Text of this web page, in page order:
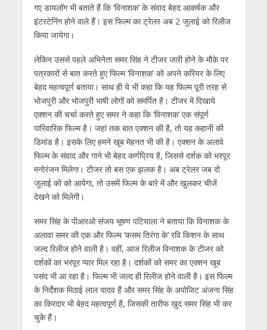
गए डायलॉग भी बताते हैं कि ‘विनाशक’ के संवाद बेहद आकर्षक और
इंटरटेनिंग होने वाले हैं। इस‍ फिल्‍म का ट्रेलर अब 2 जुलाई को रिलीज
किया जायेगा।
लेकिन उससे पहले अभिनेता समर सिंह ने टीजर जारी होने के मौके पर
पत्रकारों से बात करते हुए फिल्‍म ‘विनाशक’ को अपने करियर के लिए
बेहद महत्‍वपूर्ण बताया। साथ ही ये भी कहा कि यह फिल्‍म पूरी तरह से
भोजपुरी और भोजपुरी भाषी लोगों को समर्पित है। टीजर में दिखाये
एक्‍शन की चर्चा करते हुए समर ने कहा कि ‘विनाशक’ एक संपूर्ण
पारिवारिक फिल्‍म है। जहां तक बात एक्‍शन की है, तो यह कहानी की
डिमांड है। इसके लिए हमने खूब मेहनत भी की है। एक्‍शन के अलावे
फिल्‍म के संवाद और गाने भी बेहद कर्णप्रिय है, जिससे दर्शक को भरपूर
मनोरंजन मिलेगा। टीजर तो बस एक झलक है। अब ट्रेलर जब दो
जुलाई को को आयेगा, तो उसमें फिल्‍म के बारे में और खुलकर चीजें
देखने को मिलेगी।
समर सिंह के पीआरओ संजय भूषण पटियाला ने बताया कि विनाशक के
अलावा समर की एक और फिल्‍म ‘कसम तिरंगा के’ रवि किशन के साथ
जल्‍द रिलीज होने वाली है। वहीं, आज रिलीज विनाशक के टीजर को
दर्शकों का भरपूर प्‍यार मिल रहा है। दर्शकों को समर का एक्‍शन खूब
पसंद भी आ रहा है। फिल्‍म भी जल्‍द ही रिलीज होने वाली है। इस फिल्‍म
के निर्देशक मिठाई लाल यादव हैं और समर सिंह के अपोजिट अंजना सिंह
का किरदार भी बेहद महत्‍वपूर्ण है, जिसकी तारीफ खुद समर सिंह भी कर
चुके हैं।